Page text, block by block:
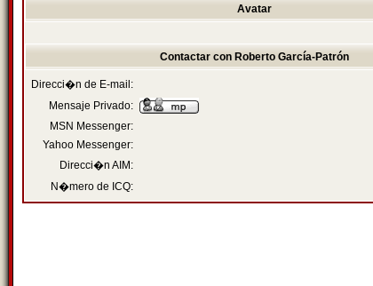
Avatar
Contactar con Roberto García-Patrón
Direcci�n de E-mail:
Mensaje Privado:
MSN Messenger:
Yahoo Messenger:
Direcci�n AIM:
N�mero de ICQ: